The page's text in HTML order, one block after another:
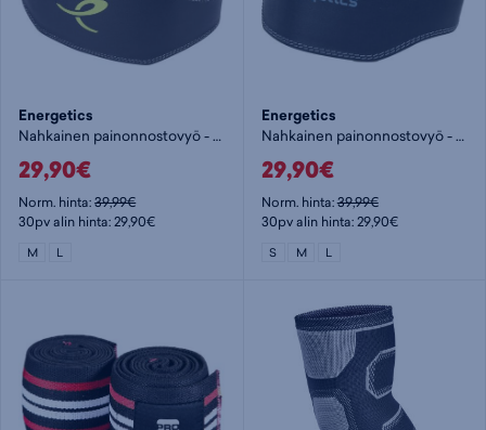
Energetics
Nahkainen painonnostovyö - urheilutuki
29,90€
Norm. hinta:39,99€
30pv alin hinta: 29,90€
M L
Energetics
Nahkainen painonnostovyö - urheilutuki
29,90€
Norm. hinta:39,99€
30pv alin hinta: 29,90€
S M L